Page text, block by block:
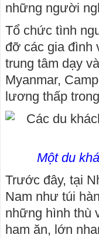
những người
Tổ chức tình
đỡ các gia đình
trung tâm dạy
Myanmar,
lương thấp
Một du
Trước đây, tại
Nam như túi
những hình thù
ham ăn, lớn